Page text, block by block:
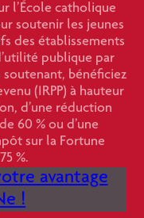
l’École catholique
soutenir les jeunes
des établissements
publique par
soutenant, bénéficiez
(IRPP) à hauteur
d’une réduction
60 % ou d’une
sur la Fortune
%.
avantage
!